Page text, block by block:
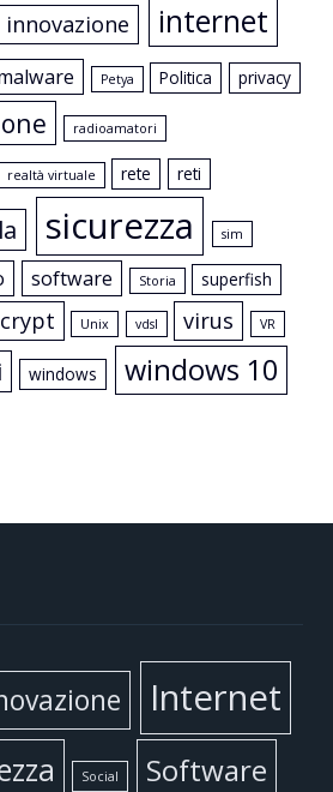
innovazione internet
Petya Politica privacy
radioamatori
realtà virtuale rete reti
sicurezza sim
software Storia
superfish
Unix vdsl virus VR
windows windows 10
Internet
Social Software